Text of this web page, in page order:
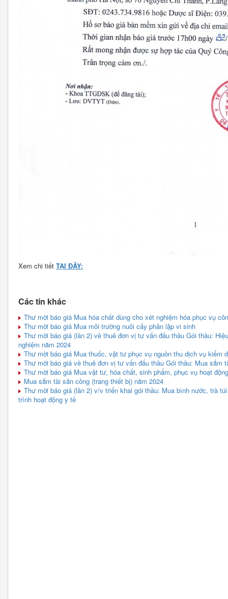
Xem chi tiết TẠI ĐÂY:
Các tin khác
Thư mời báo giá Mua hóa chất dùng cho xét nghiệm hóa phục vụ
Thư mời báo giá Mua môi trường nuôi cấy phân lập vi sinh
Thư mời báo giá (lần 2) về thuê đơn vị tư vấn đấu thầu Gói thầu:
nghiệm năm 2024
Thư mời báo giá Mua thuốc, vật tư phục vụ nguồn thu dịch vụ kiểm
Thư mời báo giá về thuê đơn vị tư vấn đấu thầu Gói thầu: Mua sắm
Thư mời báo giá Mua vật tư, hóa chất, sinh phẩm, phục vụ hoạt
Mua sắm tài sản công (trang thiết bị) năm 2024
Thư mời báo giá (lần 2) v/v triển khai gói thầu: Mua bình nước, trà
trình hoạt động y tế